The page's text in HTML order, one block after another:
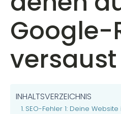
Google-
versaust
INHALTSVERZEICHNIS
SEO-Fehler 1: Deine